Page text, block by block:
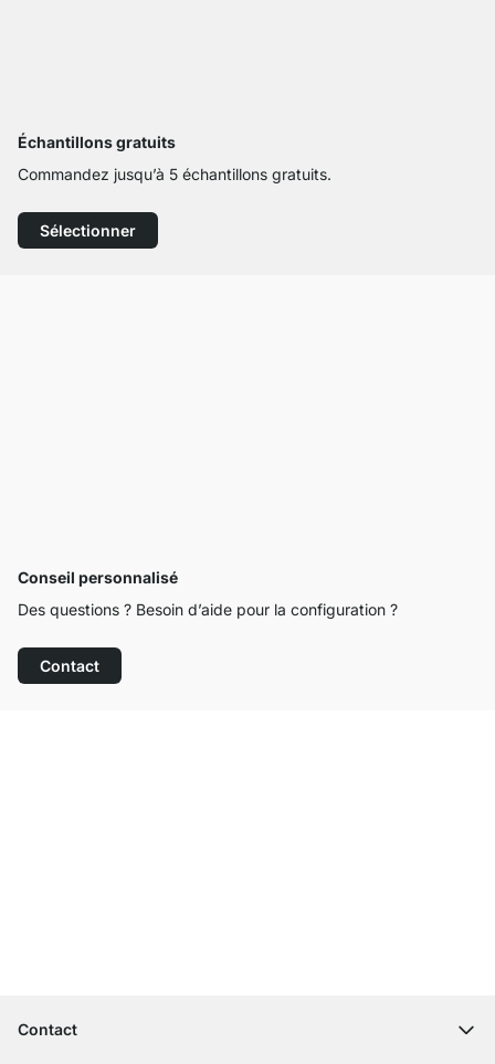
Échantillons gratuits
Commandez jusqu’à 5 échantillons gratuits.
Sélectionner
Conseil personnalisé
Des questions ? Besoin d’aide pour la configuration ?
Contact
Contact